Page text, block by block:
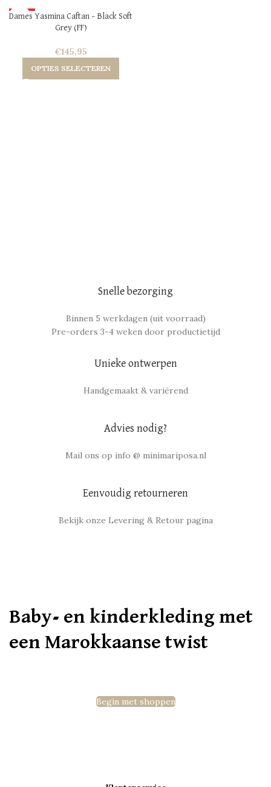
HOT
Dames Yasmina Caftan – Black Soft
Grey (FF)
€145,95
OPTIES SELECTEREN
Snelle bezorging
Binnen 5 werkdagen (uit voorraad)
Pre-orders 3-4 weken door productietijd
Unieke ontwerpen
Handgemaakt & variërend
Advies nodig?
Mail ons op info @ minimariposa.nl
Eenvoudig retourneren
Bekijk onze Levering & Retour pagina
Baby- en kinderkleding met
een Marokkaanse twist
Begin met shoppen